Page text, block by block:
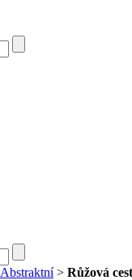
Abstraktní> Růžová